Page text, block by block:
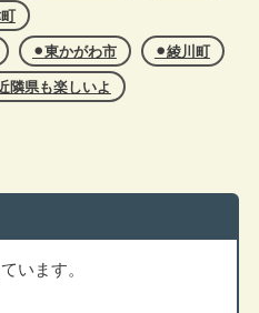
⚫︎東かがわ市 ⚫︎綾川町
隣県も楽しいよ
います。